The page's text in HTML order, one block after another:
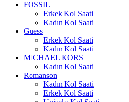
FOSSIL
Erkek Kol Saati
Kadın Kol Saati
Guess
Erkek Kol Saati
Kadın Kol Saati
MICHAEL KORS
Kadın Kol Saati
Romanson
Kadın Kol Saati
Erkek Kol Saati